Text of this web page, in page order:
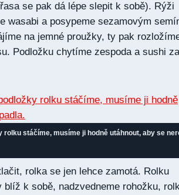
se pak dá lépe slepit k sobě). Rýži
wasabi a posypeme sezamovým
na jemné proužky, ty pak
Podložku chytíme zespoda a sushi
rolku stáčíme, musíme ji hodně utáhnout, aby se
rolka se jen lehce zamotá. Rolku
blíž k sobě, nadzvedneme rohožku,